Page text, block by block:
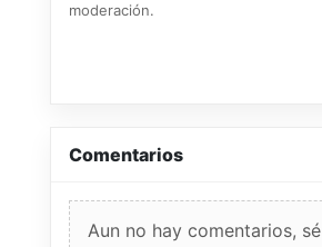
moderación.
Comentarios
Aun no hay comentarios,